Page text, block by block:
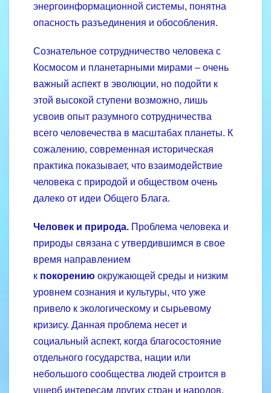
энергоинформационной системы, понятна
опасность разъединения и обособления.
Сознательное сотрудничество человека с
Космосом и планетарными мирами – очень
важный аспект в эволюции, но подойти к
этой высокой ступени возможно, лишь
усвоив опыт разумного сотрудничества
всего человечества в масштабах планеты. К
сожалению, современная историческая
практика показывает, что взаимо­действие
человека с природой и обществом очень
далеко от идеи Общего Блага.
Человек и природа. Проблема человека и
природы связана с утвердившимся в свое
время направлением
к покорению окружающей среды и низким
уровнем сознания и культуры, что уже
привело к экологическому и сырьевому
кризису. Данная проблема несет и
социальный аспект, когда благосостояние
отдельного государства, нации или
небольшого сообщества людей строится в
ущерб интересам других стран и народов.